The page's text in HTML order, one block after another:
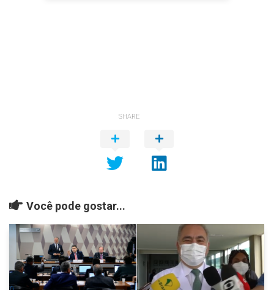
SHARE
Você pode gostar...